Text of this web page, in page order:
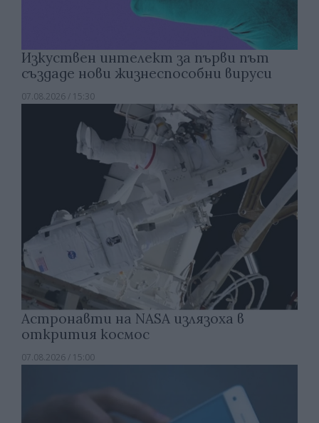
Изкуствен интелект за първи път
създаде нови жизнеспособни вируси
07.08.2026 / 15:30
Астронавти на NASA излязоха в
открития космос
07.08.2026 / 15:00